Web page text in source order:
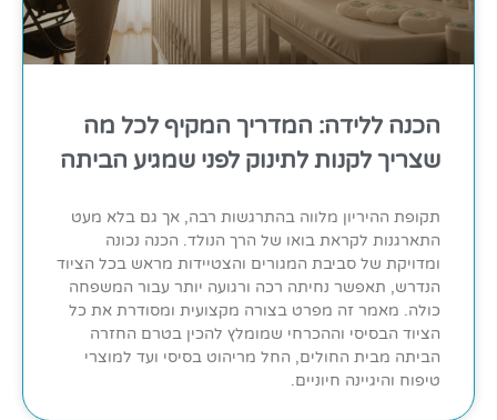
הכנה ללידה: המדריך המקיף לכל מה
שצריך לקנות לתינוק לפני שמגיע הביתה
תקופת ההיריון מלווה בהתרגשות רבה, אך גם בלא מעט
התארגנות לקראת בואו של הרך הנולד. הכנה נכונה
ומדויקת של סביבת המגורים והצטיידות מראש בכל הציוד
הנדרש, תאפשר נחיתה רכה ורגועה יותר עבור המשפחה
כולה. מאמר זה מפרט בצורה מקצועית ומסודרת את כל
הציוד הבסיסי וההכרחי שמומלץ להכין בטרם החזרה
הביתה מבית החולים, החל מריהוט בסיסי ועד למוצרי
טיפוח והיגיינה חיוניים.